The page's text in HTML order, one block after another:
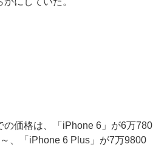
価格は、「iPhone 6」が6万780
、「iPhone 6 Plus」が7万9800